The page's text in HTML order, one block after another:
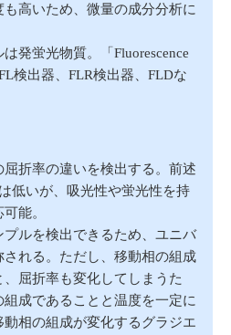
高いため、微量の成分分析に
発蛍光物質。「Fluorescence
検出器、FLR検出器、FLDな
折率の違いを検出する。前述
低いが、吸光性や蛍光性を持
能。
ルを検出できるため、ユニバ
される。ただし、移動相の組成
屈折率も変化してしまうた
成であることと温度を一定に
相の組成が変化するグラジエ